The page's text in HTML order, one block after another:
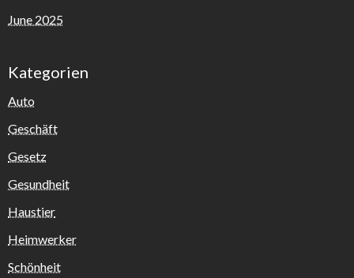
June 2025
Kategorien
Auto
Geschäft
Gesetz
Gesundheit
Haustier
Heimwerker
Schönheit